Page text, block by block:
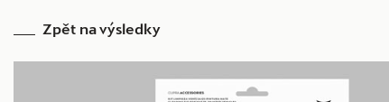
Zpět na výsledky